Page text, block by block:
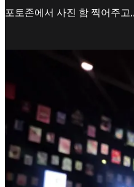
포토존에서 사진 함 찍어주고,,